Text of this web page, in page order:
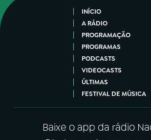
INÍCIO
A RÁDIO
PROGRAMAÇÃO
PROGRAMAS
PODCASTS
VIDEOCASTS
ÚLTIMAS
FESTIVAL DE MÚSICA
Baixe o app da rádio